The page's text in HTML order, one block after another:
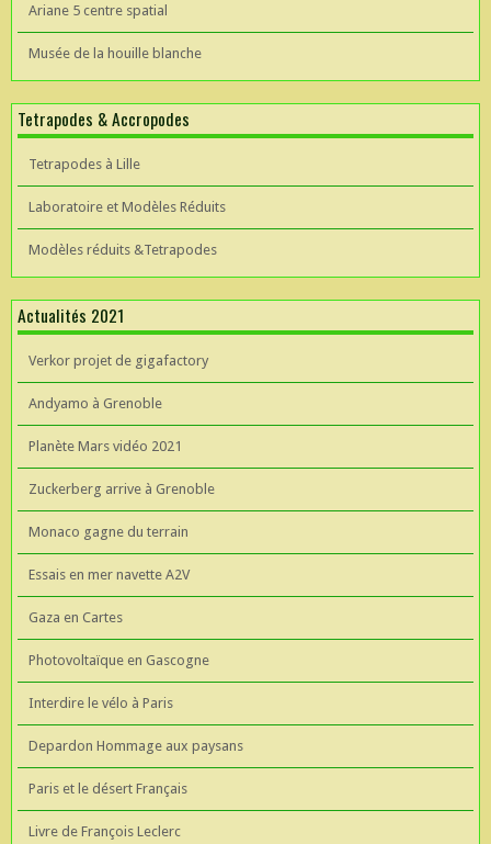
Ariane 5 centre spatial
Musée de la houille blanche
Tetrapodes & Accropodes
Tetrapodes à Lille
Laboratoire et Modèles Réduits
Modèles réduits &Tetrapodes
Actualités 2021
Verkor projet de gigafactory
Andyamo à Grenoble
Planète Mars vidéo 2021
Zuckerberg arrive à Grenoble
Monaco gagne du terrain
Essais en mer navette A2V
Gaza en Cartes
Photovoltaïque en Gascogne
Interdire le vélo à Paris
Depardon Hommage aux paysans
Paris et le désert Français
Livre de François Leclerc